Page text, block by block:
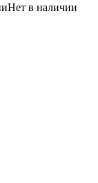
Нет в наличии